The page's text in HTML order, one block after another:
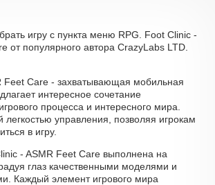
игру с пункта меню RPG. Foot Clinic -
от популярного автора CrazyLabs LTD.
Feet Care - захватывающая мобильная
интересное сочетание
процесса и интересного мира.
легкостью управления, позволяя игрокам
в игру.
- ASMR Feet Care выполнена на
глаз качественными моделями и
Каждый элемент игрового мира